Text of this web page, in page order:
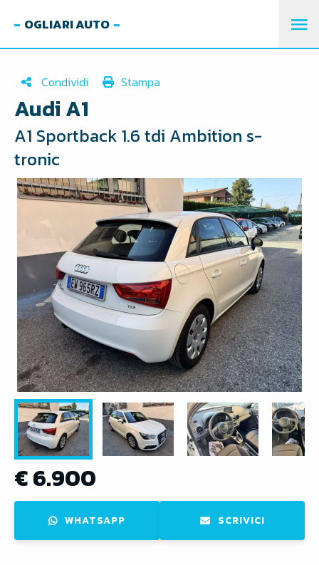
OGLIARI AUTO
Condividi Stampa
Audi A1
A1 Sportback 1.6 tdi Ambition s-
tronic
€ 6.900
WHATSAPP SCRIVICI